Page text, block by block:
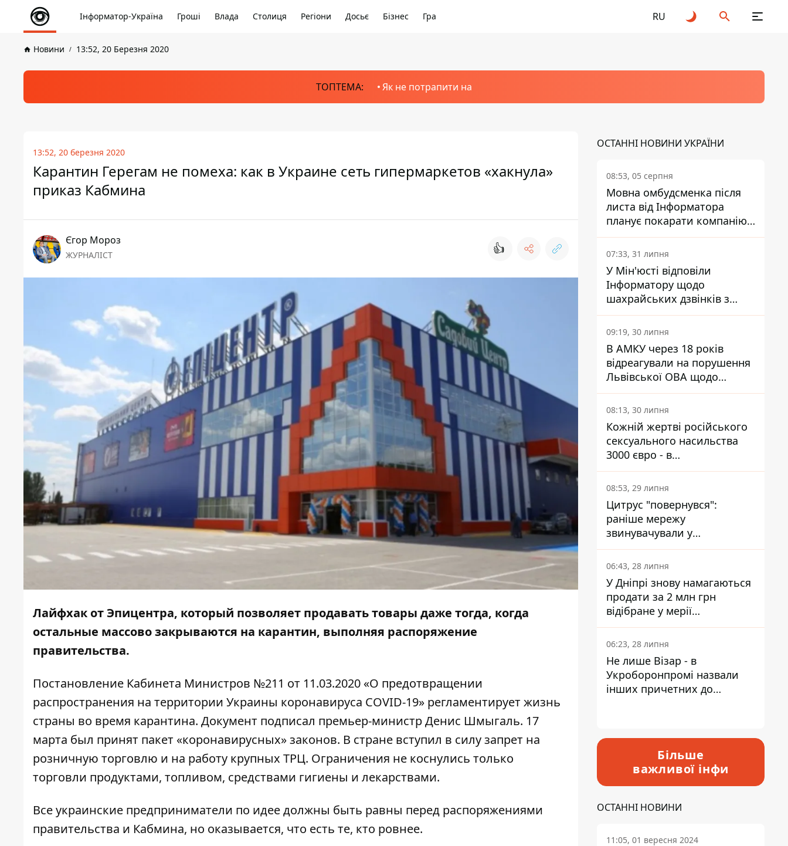
Інформатор-Україна Гроші Влада Столиця Регіони Досьє Бізнес Гра RU
Новини 13:52, 20 Березня 2020
ТОПТЕМА: Як не потрапити на
13:52, 20 березня 2020
Карантин Герегам не помеха: как в Украине сеть гипермаркетов «хакнула»
приказ Кабмина
Єгор Мороз
ЖУРНАЛІСТ 👍
Лайфхак от Эпицентра, который позволяет продавать товары даже тогда, когда
остальные массово закрываются на карантин, выполняя распоряжение
правительства.
Постановление Кабинета Министров №211 от 11.03.2020«О предотвращении
распространения на территории Украины коронавируса COVID-19» регламентирует жизнь
страны во время карантина. Документ подписал премьер-министр Денис Шмыгаль. 17
марта был принят пакет «коронавирусных» законов. В стране вступил в силу запрет на
розничную торговлю и на работу крупных ТРЦ. Ограничения не коснулись только
торговли продуктами, топливом, средствами гигиены и лекарствами.
Все украинские предприниматели по идее должны быть равны перед распоряжениями
правительства и Кабмина, но оказывается, что есть те, кто ровнее.
ОСТАННІ НОВИНИ УКРАЇНИ
08:53, 05 серпня
Мовна омбудсменка після
листа від Інформатора
планує покарати компанію-
підрядника ПриватБанку
07:33, 31 липня
У Мін'юсті відповіли
Інформатору щодо
шахрайських дзвінків з
камери Сумського СІЗО так,
що ніхто нічого не зрозумів
09:19, 30 липня
В АМКУ через 18 років
відреагували на порушення
Львівської ОВА щодо
харчування у закладах
освіти
08:13, 30 липня
Кожній жертві російського
сексуального насильства
3000 євро - в
Мінсоцполітики пояснили
Інформатору, звідки на це
гроші
08:53, 29 липня
Цитрус "повернувся":
раніше мережу
звинувачували у
контрабанді техніки та
ухиленні від сплати
податків
06:43, 28 липня
У Дніпрі знову намагаються
продати за 2 млн грн
відібране у мерії
приміщення Укрпошти
06:23, 28 липня
Не лише Візар - в
Укроборонпромі назвали
інших причетних до
Більше
важливої інфи
ОСТАННІ НОВИНИ
11:05, 01 вересня 2024